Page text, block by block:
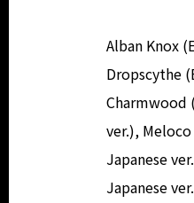
Alban Knox
Dropscythe
Charmwood
ver.),
Japanese
Japanese